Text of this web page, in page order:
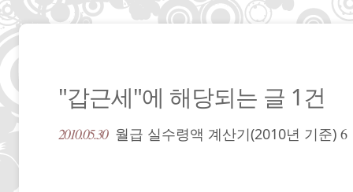
"갑근세"에 해당되는 글 1건
2010.05.30 월급 실수령액 계산기(2010년 기준) 6